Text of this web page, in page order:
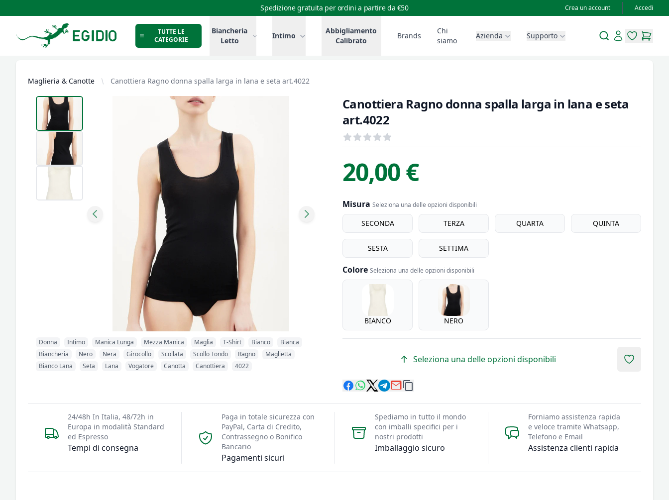
Spedizione gratuita per ordini a partire da €50 Crea un account Accedi
Intimo Egidio
TUTTE LE
CATEGORIE
Biancheria
Letto
Intimo
Abbigliamento
Calibrato
Brands
Chi
siamo
Azienda Supporto SearchAccount
items in
items
Maglieria & Canotte Canottiera Ragno donna spalla larga in lana e seta art.4022
Donna Intimo Manica Lunga Mezza Manica Maglia T-Shirt Bianco
Bianca
Biancheria
Nero Nera Girocollo Scollata Scollo Tondo Ragno
Maglietta
Bianco Lana
Seta Lana Vogatore Canotta Canottiera 4022
Canottiera Ragno donna spalla larga in lana e seta
art.4022
Recensioni
out of 5 stars
20,00 €
Misura Seleziona una delle opzioni disponibili
MisuraSECONDA TERZA QUARTA QUINTA
SESTA SETTIMA
Colore Seleziona una delle opzioni disponibili
Colore
BIANCO NERO
Seleziona una delle opzioni disponibili Add to
Tempi di consegna
24/48h In Italia, 48/72h in
Europa in modalità Standard
ed Espresso
Pagamenti sicuri
Paga in totale sicurezza con
PayPal, Carta di Credito,
Contrassegno o Bonifico
Bancario
Imballaggio sicuro
Spediamo in tutto il mondo
con imballi specifici per i
nostri prodotti
Assistenza clienti rapida
Forniamo assistenza rapida
e veloce tramite Whatsapp,
Telefono e Email